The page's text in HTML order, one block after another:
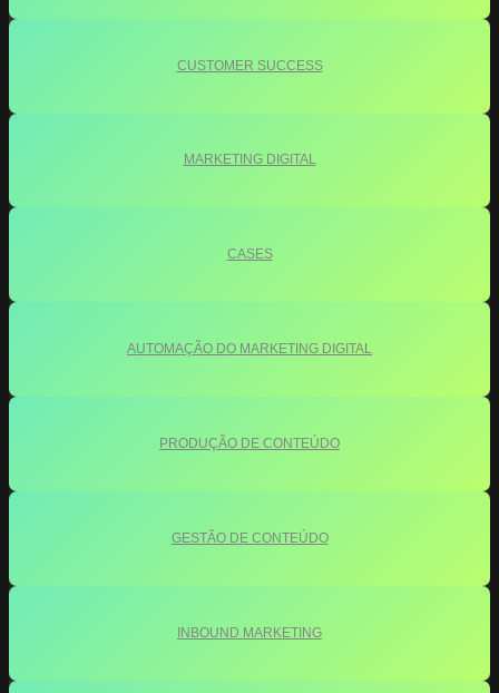
CUSTOMER SUCCESS
MARKETING DIGITAL
CASES
AUTOMAÇÃO DO MARKETING DIGITAL
PRODUÇÃO DE CONTEÚDO
GESTÃO DE CONTEÚDO
INBOUND MARKETING